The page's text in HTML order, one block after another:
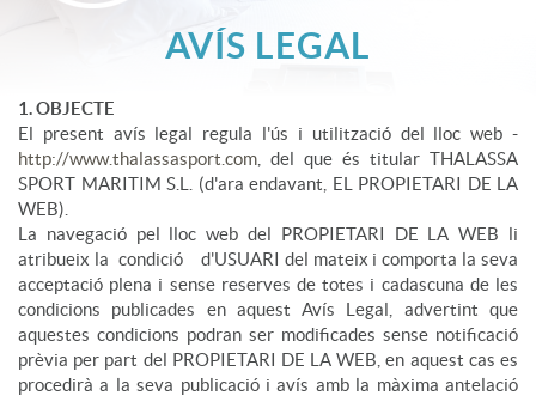
AVÍS LEGAL
1. OBJECTE
El present avís legal regula l'ús i utilització del lloc web -
http://www.thalassasport.com , del que és titular THALASSA
SPORT MARITIM S.L. (d'ara endavant, EL PROPIETARI DE LA
WEB).
La navegació pel lloc web del PROPIETARI DE LA WEB li
atribueix la condició d'USUARI del mateix i comporta la seva
acceptació plena i sense reserves de totes i cadascuna de les
condicions publicades en aquest Avís Legal, advertint que
aquestes condicions podran ser modificades sense notificació
prèvia per part del PROPIETARI DE LA WEB, en aquest cas es
procedirà a la seva publicació i avís amb la màxima antelació